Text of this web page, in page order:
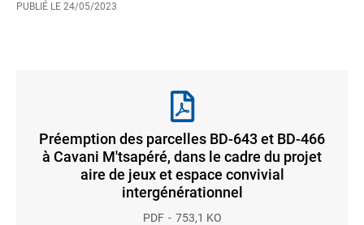
PUBLIÉ LE 24/05/2023
Préemption des parcelles BD-643 et BD-466
à Cavani M'tsapéré, dans le cadre du projet
aire de jeux et espace convivial
intergénérationnel
PDF 753,1 KO